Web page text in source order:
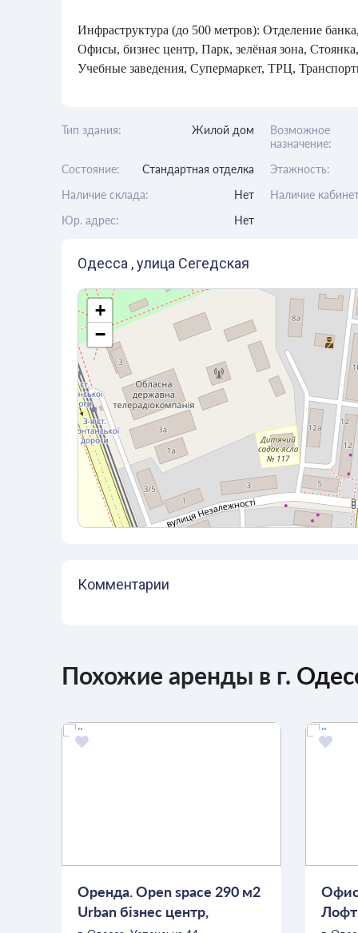
Инфраструктура (до 500 метров): Отделение
Офисы, бизнес центр, Парк, зелёная зона,
Учебные заведения, Супермаркет, ТРЦ,
Тип здания: Жилой дом
Возможное
назначение:
Состояние: Стандартная отделка Этажность:
Наличие склада:
Нет Наличие
Юр. адрес:
Нет
Одесса , улица Сегедская
+
−
Комментарии
Похожие аренды в г.
Оренда. Open space 290 м2
Urban бізнес центр,
Офис
Лофт